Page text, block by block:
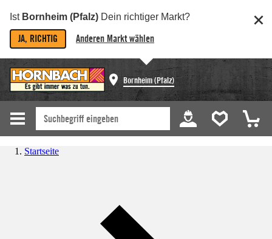
Ist Bornheim (Pfalz) Dein richtiger Markt?
JA, RICHTIG Anderen Markt wählen
Bornheim (Pfalz)
Startseite